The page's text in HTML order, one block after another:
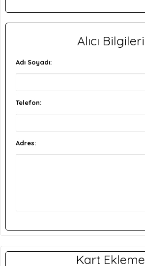
Alıcı Bilgileri
Adı Soyadı:
Telefon:
Adres:
Kart Ekleme